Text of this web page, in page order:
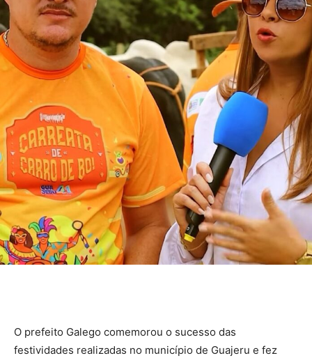
O prefeito Galego comemorou o sucesso das
festividades realizadas no município de Guajeru e fez